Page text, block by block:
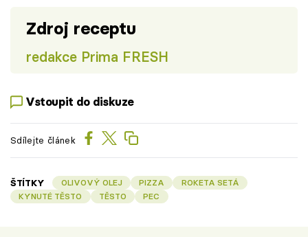
Zdroj receptu
redakce Prima FRESH
Vstoupit do diskuze
Sdílejte článek
ŠTÍTKY OLIVOVÝ OLEJ PIZZA
ROKETA SETÁ
KYNUTÉ TĚSTO
TĚSTO PEC